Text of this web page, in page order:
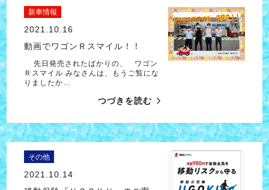
新車情報
2021.10.16
動画でワゴンＲスマイル！！
先日発売されたばかりの、 ワゴン
Ｒスマイル みなさんは、もうご覧にな
りましたか…
つづきを読む
その他
2021.10.14